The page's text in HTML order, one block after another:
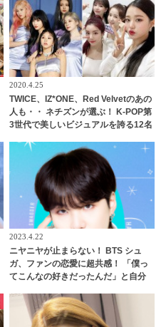
2020.4.25
TWICE、IZ*ONE、Red Velvetのあの
人も・・ ネチズンが選ぶ！ K-POP第
3世代で美しいビジュアルを誇る12名
2023.4.22
ニヤニヤが止まらない！ BTS シュ
ガ、ファンの恋愛に超共感！ 「僕っ
てこんなの好きだったんだ」と自分
ワクワクする様子がかわいすぎる